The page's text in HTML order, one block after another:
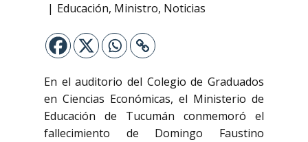
Educación, Ministro, Noticias
En el auditorio del Colegio de Graduados
en Ciencias Económicas, el Ministerio de
Educación de Tucumán conmemoró el
fallecimiento de Domingo Faustino